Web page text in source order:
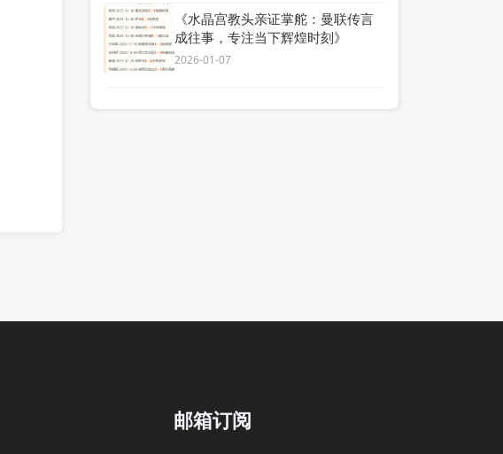
《水晶宫教头亲证掌舵：曼联传言
成往事，专注当下辉煌时刻》
2026-01-07
邮箱订阅